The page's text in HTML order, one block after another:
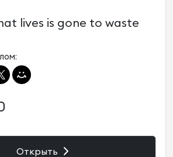
lives is gone to waste
Открыть